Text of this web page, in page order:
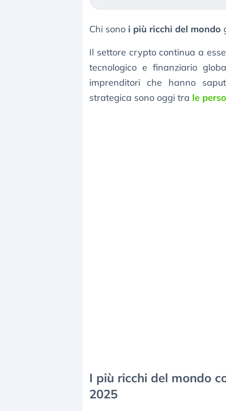
Chi sono i più ricchi del mondo
Il settore crypto continua a
tecnologico e finanziario
imprenditori che hanno
strategica sono oggi tra le
I più ricchi del mondo
2025